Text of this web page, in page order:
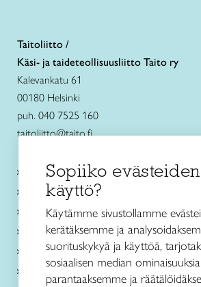
Taitoliitto /
Käsi- ja taideteollisuusliitto Taito ry
Kalevankatu 61
00180 Helsinki
puh. 040 7525 160
taitoliitto@taito.fi
Käsityökurssit ja koulutus
Ajankohtaista
Käsityöohjeet
Me olemme Taito
Paikallinen toiminta
Verkkokaupat
Sopiiko evästeiden
käyttö?
Käytämme sivustollamme
kerätäksemme ja
suorituskykyä ja käyttöä,
sosiaalisen median
parantaaksemme ja